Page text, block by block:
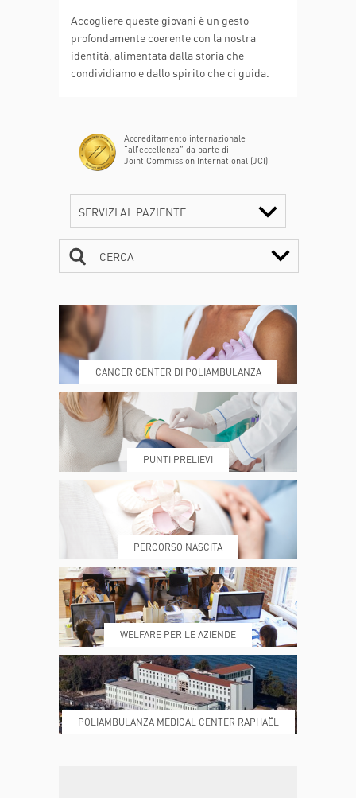
Accogliere queste giovani è un gesto
profondamente coerente con la nostra
identità, alimentata dalla storia che
condividiamo e dallo spirito che ci guida.
Accreditamento internazionale
“all’eccellenza” da parte di
Joint Commission International (JCI)
SERVIZI AL PAZIENTE
DOVE SIAMO ESAMI E VISITE
PRENOTA MY POLI
REFERTI REPARTI
DONA ORA MAGAZINE
CERCA
CANCER CENTER DI POLIAMBULANZA
PUNTI PRELIEVI
PERCORSO NASCITA
WELFARE PER LE AZIENDE
POLIAMBULANZA MEDICAL CENTER RAPHAËL